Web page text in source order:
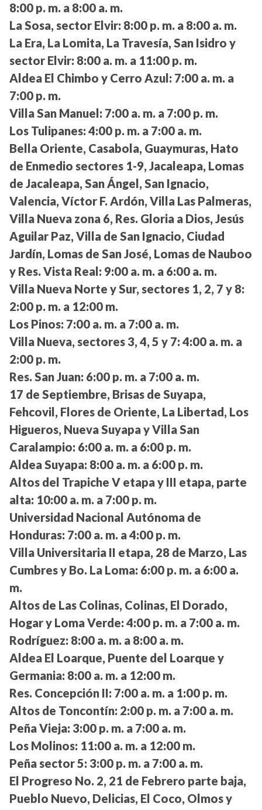
8:00 p. m. a 8:00 a. m.
La Sosa, sector Elvir: 8:00 p. m. a 8:00 a. m.
La Era, La Lomita, La Travesía, San Isidro y
sector Elvir: 8:00 a. m. a 11:00 p. m.
Aldea El Chimbo y Cerro Azul: 7:00 a. m. a
7:00 p. m.
Villa San Manuel: 7:00 a. m. a 7:00 p. m.
Los Tulipanes: 4:00 p. m. a 7:00 a. m.
Bella Oriente, Casabola, Guaymuras, Hato
de Enmedio sectores 1-9, Jacaleapa, Lomas
de Jacaleapa, San Ángel, San Ignacio,
Valencia, Víctor F. Ardón, Villa Las Palmeras,
Villa Nueva zona 6, Res. Gloria a Dios, Jesús
Aguilar Paz, Villa de San Ignacio, Ciudad
Jardín, Lomas de San José, Lomas de Nauboo
y Res. Vista Real: 9:00 a. m. a 6:00 a. m.
Villa Nueva Norte y Sur, sectores 1, 2, 7 y 8:
2:00 p. m. a 12:00 m.
Los Pinos: 7:00 a. m. a 7:00 a. m.
Villa Nueva, sectores 3, 4, 5 y 7: 4:00 a. m. a
2:00 p. m.
Res. San Juan: 6:00 p. m. a 7:00 a. m.
17 de Septiembre, Brisas de Suyapa,
Fehcovil, Flores de Oriente, La Libertad, Los
Higueros, Nueva Suyapa y Villa San
Caralampio: 6:00 a. m. a 6:00 p. m.
Aldea Suyapa: 8:00 a. m. a 6:00 p. m.
Altos del Trapiche V etapa y III etapa, parte
alta: 10:00 a. m. a 7:00 p. m.
Universidad Nacional Autónoma de
Honduras: 7:00 a. m. a 4:00 p. m.
Villa Universitaria II etapa, 28 de Marzo, Las
Cumbres y Bo. La Loma: 6:00 p. m. a 6:00 a.
m.
Altos de Las Colinas, Colinas, El Dorado,
Hogar y Loma Verde: 4:00 p. m. a 7:00 a. m.
Rodríguez: 8:00 a. m. a 8:00 a. m.
Aldea El Loarque, Puente del Loarque y
Germania: 8:00 a. m. a 12:00 m.
Res. Concepción II: 7:00 a. m. a 1:00 p. m.
Altos de Toncontín: 2:00 p. m. a 7:00 a. m.
Peña Vieja: 3:00 p. m. a 7:00 a. m.
Los Molinos: 11:00 a. m. a 12:00 m.
Peña sector 5: 3:00 p. m. a 7:00 a. m.
El Progreso No. 2, 21 de Febrero parte baja,
Pueblo Nuevo, Delicias, El Coco, Olmos y